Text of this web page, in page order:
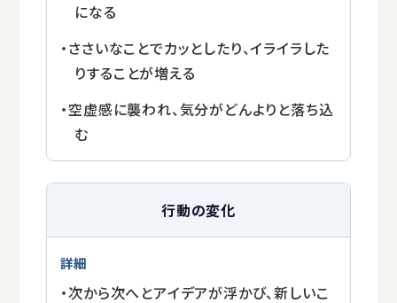
になる
・ささいなことでカッとしたり、イライラした
りすることが増える
・空虚感に襲われ、気分がどんよりと落ち込
む
行動の変化
・次から次へとアイデアが浮かび、新しいこ